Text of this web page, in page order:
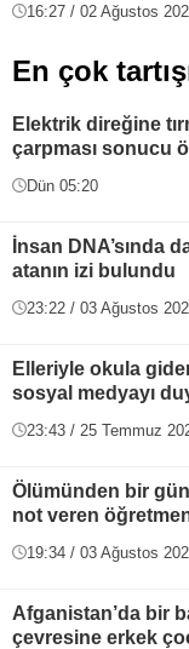
16:27 / 02 Ağustos
En çok
Elektrik direğine
çarpması sonucu
Dün 05:20
İnsan DNA’sında
atanın izi bulundu
23:22 / 03 Ağustos
Elleriyle okula
sosyal medyayı
23:43 / 25 Temmuz
Ölümünden bir
not veren
19:34 / 03 Ağustos
Afganistan’da bir
çevresine erkek